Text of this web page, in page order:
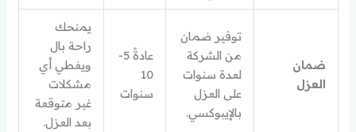
ضمان
العزل
توفير ضمان
من الشركة
لعدة سنوات
على العزل
بالإيبوكسي.
عادةً 5-
10
سنوات
يمنحك
راحة بال
ويغطي أي
مشكلات
غير متوقعة
بعد العزل.